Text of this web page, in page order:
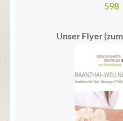
598
Unser Flyer